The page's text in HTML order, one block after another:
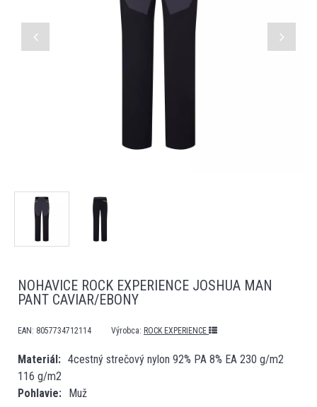
NOHAVICE ROCK EXPERIENCE JOSHUA MAN
PANT CAVIAR/EBONY
EAN: 8057734712114 Výrobca: ROCK EXPERIENCE
Materiál
4cestný strečový nylon 92% PA 8% EA 230 g/m2
116 g/m2
Pohlavie
Muž